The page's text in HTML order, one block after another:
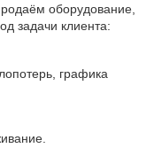
оборудование,
задачи клиента:
графика